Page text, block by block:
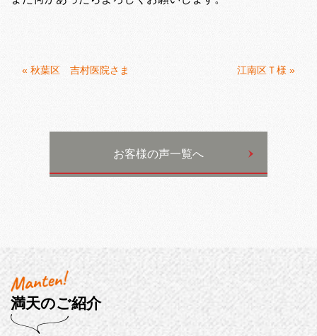
« 秋葉区 吉村医院さま 江南区Ｔ様 »
お客様の声一覧へ
満天のご紹介